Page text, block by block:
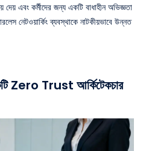
এবং কর্মীদের জন্য একটি বাধাহীন অভিজ্ঞতা
নেটওয়ার্কিং ব্যবস্থাকে নাটকীয়ভাবে উন্নত
Zero Trust আর্কিটেকচার